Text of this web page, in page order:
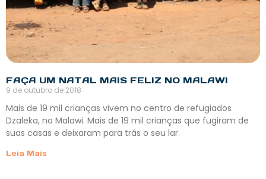
FAÇA UM NATAL MAIS FELIZ NO MALAWI
9 de outubro de 2018
Mais de 19 mil crianças vivem no centro de refugiados
Dzaleka, no Malawi. Mais de 19 mil crianças que fugiram de
suas casas e deixaram para trás o seu lar.
Leia Mais